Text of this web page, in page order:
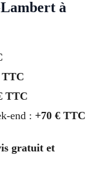
à
TTC
TTC
end : +70 € TTC
gratuit et